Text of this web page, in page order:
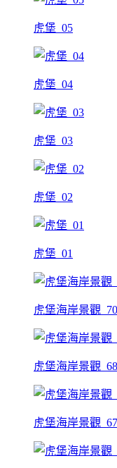
虎堡_05
虎堡_04
虎堡_03
虎堡_02
虎堡_01
虎堡海岸景觀
虎堡海岸景觀
虎堡海岸景觀